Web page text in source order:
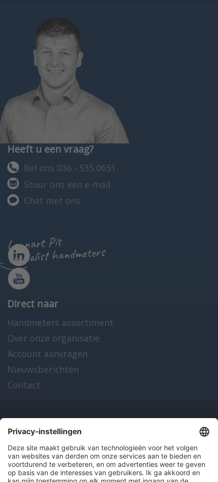
Heeft u een vraag?
Bel ons 036 - 535 0651
Stuur ons een e-mail
Chat met ons
Lennart Pit
specialist handmeters
Direct naar
Handmeters assortiment
Over onze organisatie
Account aanvragen
Nieuwsberichten
Contact
Onze producten
en diensten
Over Hitma